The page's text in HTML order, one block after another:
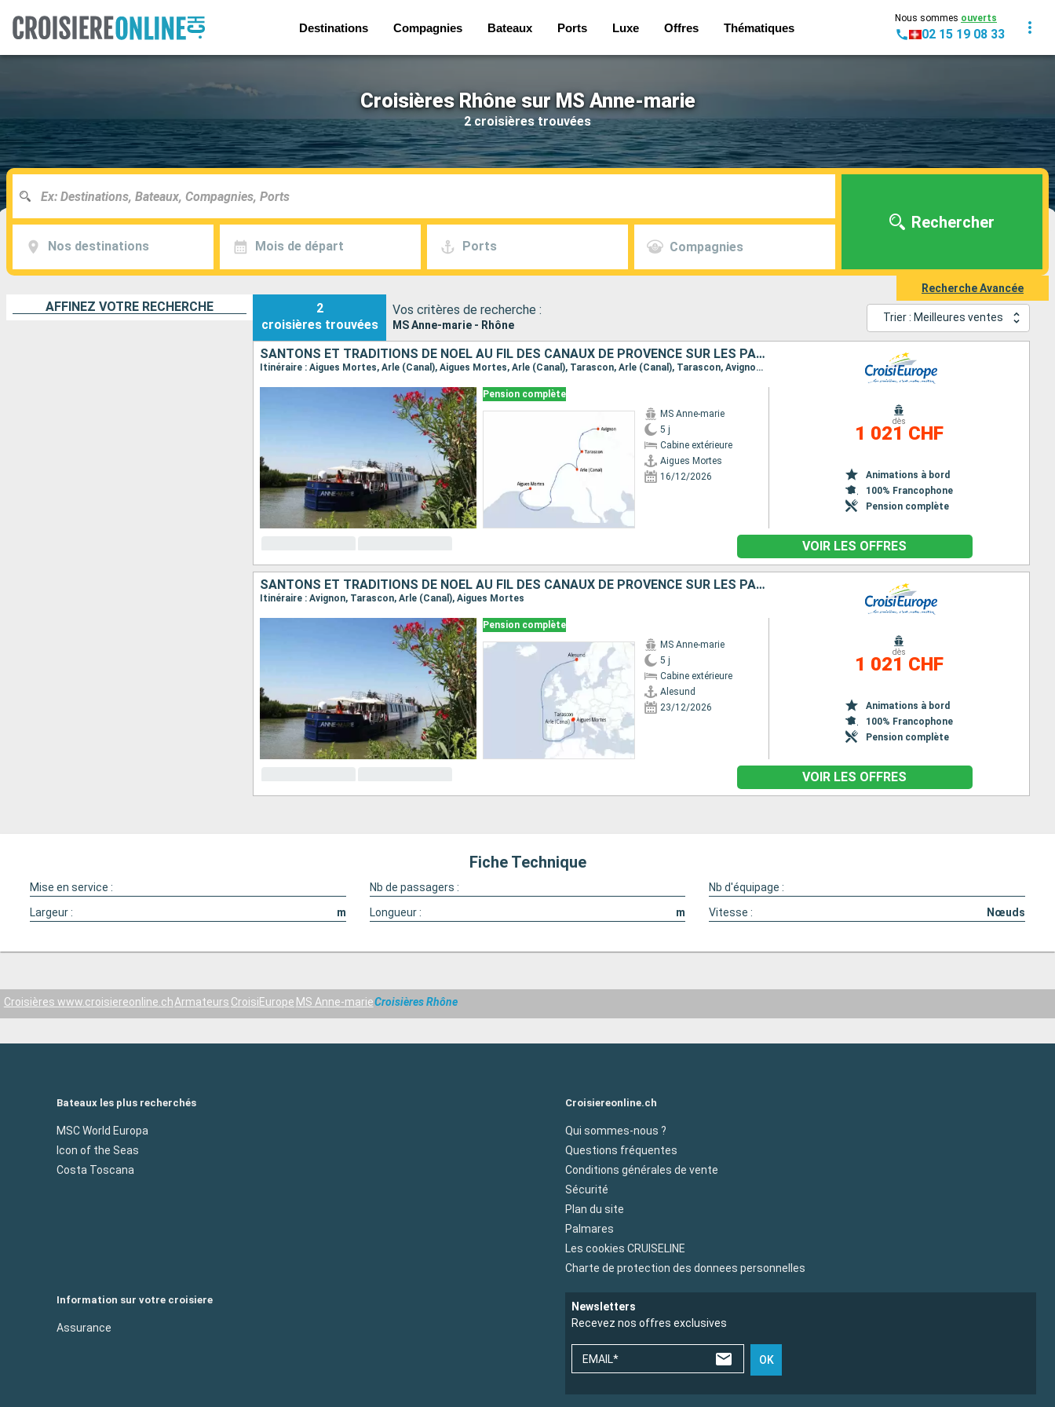
Destinations Compagnies Bateaux Ports Luxe Offres Thématiques
Nous sommes ouverts
02 15 19 08 33
Croisières Rhône sur MS Anne-marie
2 croisières trouvées
Nos destinations Mois de départ Ports Compagnies
Rechercher
Recherche Avancée
AFFINEZ VOTRE RECHERCHE
2
croisières trouvées
Vos critères de recherche :
MS Anne-marie - Rhône
Trier : Meilleures ventes
SANTONS ET TRADITIONS DE NOËL AU FIL DES CANAUX DE PROVENCE SUR LES PAS DES FORTERESSES ET VILLAGES AUTHENTIQUES
Itinéraire : Aigues Mortes, Arle (Canal), Aigues Mortes, Arle (Canal), Tarascon, Arle (Canal), Tarascon, Avignon, Tarascon, Avignon
Pension complète
MS Anne-marie
5 j
Cabine extérieure
Aigues Mortes
16/12/2026
dès
1 021 CHF
Animations à bord
100% Francophone
Pension complète
VOIR LES OFFRES
SANTONS ET TRADITIONS DE NOËL AU FIL DES CANAUX DE PROVENCE SUR LES PAS DES FORTERESSES ET VILLAGES AUTHENTIQUES (FORMULE PORT-PORT)
Itinéraire : Avignon, Tarascon, Arle (Canal), Aigues Mortes
Pension complète
MS Anne-marie
5 j
Cabine extérieure
Alesund
23/12/2026
dès
1 021 CHF
Animations à bord
100% Francophone
Pension complète
VOIR LES OFFRES
Fiche Technique
Mise en service : Nb de passagers :
Nb d'équipage :
Largeur :
m Longueur : m Vitesse : Nœuds
Croisières www.croisiereonline.chArmateurs CroisiEurope MS Anne-marieCroisières Rhône
Bateaux les plus recherchés
MSC World Europa
Icon of the Seas
Costa Toscana
Croisiereonline.ch
Qui sommes-nous ?
Questions fréquentes
Conditions générales de vente
Sécurité
Plan du site
Palmares
Les cookies CRUISELINE
Charte de protection des donnees personnelles
Information sur votre croisiere
Assurance
Newsletters
Recevez nos offres exclusives
EMAIL* OK